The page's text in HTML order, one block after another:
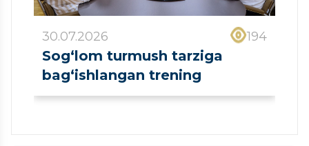
30.07.2026 194
Sog‘lom turmush tarziga
bag‘ishlangan trening